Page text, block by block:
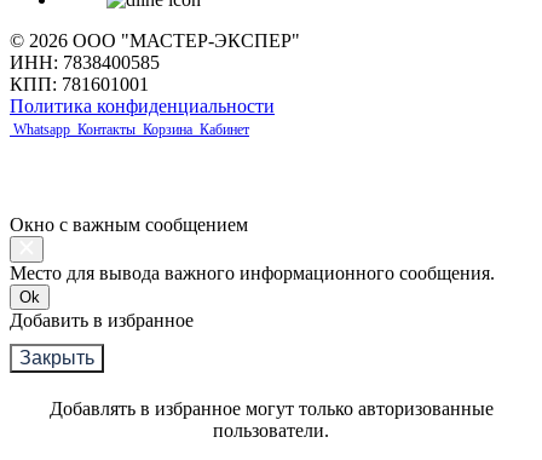
© 2026 ООО "МАСТЕР-ЭКСПЕР"
ИНН: 7838400585
КПП: 781601001
Политика конфиденциальности
Whatsapp Контакты Корзина Кабинет
Окно с важным сообщением
Место для вывода важного информационного сообщения.
Ok
Добавить в избранное
Закрыть
Добавлять в избранное могут только авторизованные
пользователи.